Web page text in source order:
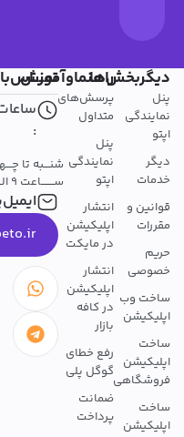
دیگربخش‌ها
پنل
نمایندگی
اپتو
دیگر
خدمات
قوانین و
مقررات
حریم
خصوصی
ساخت وب
اپلیکیشن
ساخت
اپلیکیشن
فروشگاهی
ساخت
اپلیکیشن
راهنماوآموزش
پرسش‌های
متداول
پنل
نمایندگی
اپتو
انتشار
اپلیکیشن
در مایکت
انتشار
اپلیکیشن
در کافه
بازار
رفع خطای
گوگل پلی
ضمانت
پرداخت
شنـــبه تا
ســـــــاعت 9 الـــی 17